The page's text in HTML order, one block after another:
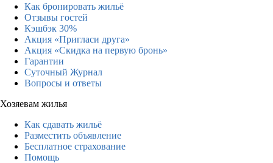
Как бронировать жильё
Отзывы гостей
Кэшбэк 30%
Акция «Пригласи друга»
Акция «Скидка на первую бронь»
Гарантии
Суточный Журнал
Вопросы и ответы
Хозяевам жилья
Как сдавать жильё
Разместить объявление
Бесплатное страхование
Помощь